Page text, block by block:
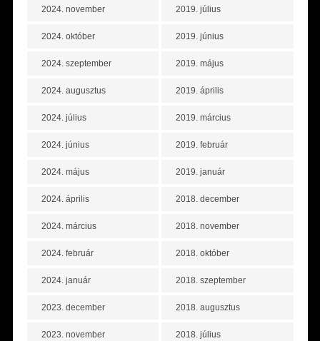
2024. november
2024. október
2024. szeptember
2024. augusztus
2024. július
2024. június
2024. május
2024. április
2024. március
2024. február
2024. január
2023. december
2023. november
2019. július
2019. június
2019. május
2019. április
2019. március
2019. február
2019. január
2018. december
2018. november
2018. október
2018. szeptember
2018. augusztus
2018. július